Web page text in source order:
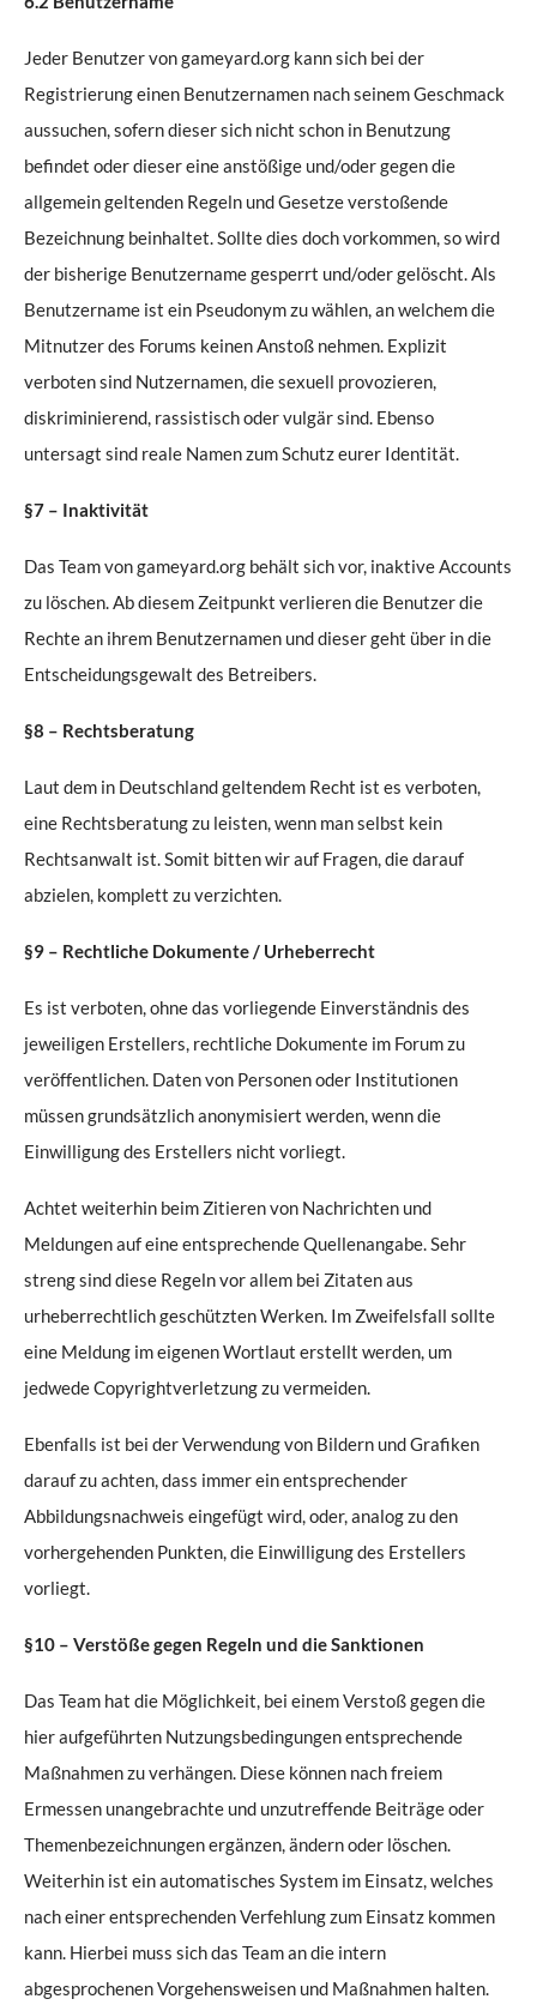
Jeder Benutzer von gameyard.org kann sich bei der
Registrierung einen Benutzernamen nach seinem Geschmack
aussuchen, sofern dieser sich nicht schon in Benutzung
befindet oder dieser eine anstößige und/oder gegen die
allgemein geltenden Regeln und Gesetze verstoßende
Bezeichnung beinhaltet. Sollte dies doch vorkommen, so wird
der bisherige Benutzername gesperrt und/oder gelöscht. Als
Benutzername ist ein Pseudonym zu wählen, an welchem die
Mitnutzer des Forums keinen Anstoß nehmen. Explizit
verboten sind Nutzernamen, die sexuell provozieren,
diskriminierend, rassistisch oder vulgär sind. Ebenso
untersagt sind reale Namen zum Schutz eurer Identität.
§7 – Inaktivität
Das Team von gameyard.org behält sich vor, inaktive Accounts
zu löschen. Ab diesem Zeitpunkt verlieren die Benutzer die
Rechte an ihrem Benutzernamen und dieser geht über in die
Entscheidungsgewalt des Betreibers.
§8 – Rechtsberatung
Laut dem in Deutschland geltendem Recht ist es verboten,
eine Rechtsberatung zu leisten, wenn man selbst kein
Rechtsanwalt ist. Somit bitten wir auf Fragen, die darauf
abzielen, komplett zu verzichten.
§9 – Rechtliche Dokumente / Urheberrecht
Es ist verboten, ohne das vorliegende Einverständnis des
jeweiligen Erstellers, rechtliche Dokumente im Forum zu
veröffentlichen. Daten von Personen oder Institutionen
müssen grundsätzlich anonymisiert werden, wenn die
Einwilligung des Erstellers nicht vorliegt.
Achtet weiterhin beim Zitieren von Nachrichten und
Meldungen auf eine entsprechende Quellenangabe. Sehr
streng sind diese Regeln vor allem bei Zitaten aus
urheberrechtlich geschützten Werken. Im Zweifelsfall sollte
eine Meldung im eigenen Wortlaut erstellt werden, um
jedwede Copyrightverletzung zu vermeiden.
Ebenfalls ist bei der Verwendung von Bildern und Grafiken
darauf zu achten, dass immer ein entsprechender
Abbildungsnachweis eingefügt wird, oder, analog zu den
vorhergehenden Punkten, die Einwilligung des Erstellers
vorliegt.
§10 – Verstöße gegen Regeln und die Sanktionen
Das Team hat die Möglichkeit, bei einem Verstoß gegen die
hier aufgeführten Nutzungsbedingungen entsprechende
Maßnahmen zu verhängen. Diese können nach freiem
Ermessen unangebrachte und unzutreffende Beiträge oder
Themenbezeichnungen ergänzen, ändern oder löschen.
Weiterhin ist ein automatisches System im Einsatz, welches
nach einer entsprechenden Verfehlung zum Einsatz kommen
kann. Hierbei muss sich das Team an die intern
abgesprochenen Vorgehensweisen und Maßnahmen halten.